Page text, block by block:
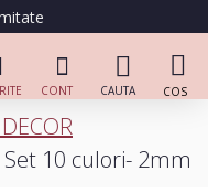
10 culori- 2mm